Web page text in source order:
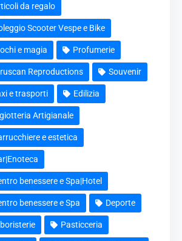
da regalo
Scooter Vespe e Bike
e magia Profumerie
Reproductions Souvenir
e trasporti Edilizia
Artigianale
e estetica
benessere e Spa|Hotel
benessere e Spa Deporte
Pasticceria